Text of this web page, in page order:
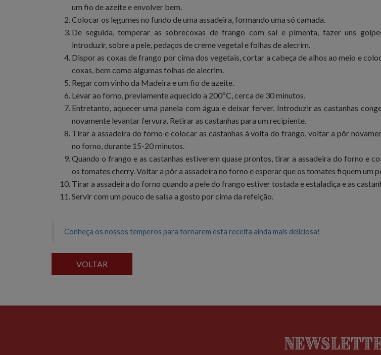
um fio de azeite e envolver bem.
Colocar os legumes no fundo de uma assadeira, formando uma só camada.
De seguida, temperar as sobrecoxas de frango com sal e pimenta, fazer uns
introduzir, sobre a pele, pedaços de creme vegetal e folhas de alecrim.
Dispor as coxas de frango por cima dos vegetais, cortar a cabeça de alhos ao meio e
coxas, bem como algumas folhas de alecrim.
Regar com vinho da Madeira e um fio de azeite.
Levar ao forno, previamente aquecido a 200ºC, cerca de 30 minutos.
Entretanto, aquecer uma panela com água e deixar ferver. Introduzir as castanhas
novamente levantar fervura. Retirar as castanhas para um recipiente.
Tirar a assadeira do forno e colocar as castanhas à volta do frango, voltar a pôr
no forno, durante 15-20 minutos.
Quando o frango e as castanhas estiverem quase prontos, tirar a assadeira do forno e
os tomates cherry. Voltar a pôr a assadeira no forno e esperar que os tomates fiquem um
Tirar a assadeira do forno quando a pele do frango estiver tostada e estaladiça e as
Servir com um pouco de salsa a gosto por cima da refeição.
Conheça os nossos temperos para tornarem esta receita ainda mais deliciosa!
VOLTAR